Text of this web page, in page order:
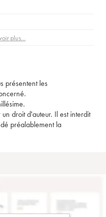
plus...
présentent les
droit d'auteur. Il est interdit
préalablement la